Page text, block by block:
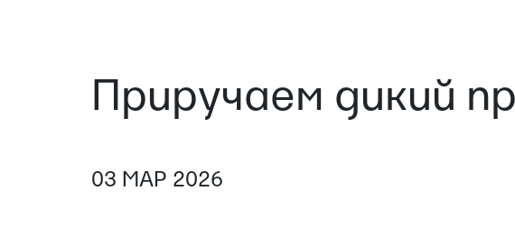
Приручаем дикий
03 МАР 2026